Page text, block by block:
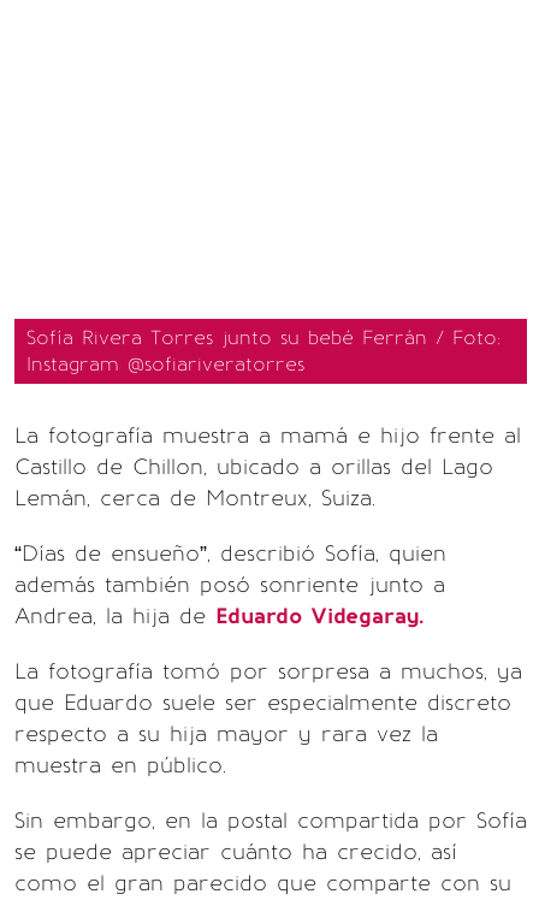
Sofía Rivera Torres junto su bebé Ferrán / Foto:
Instagram @sofiariveratorres
La fotografía muestra a mamá e hijo frente al
Castillo de Chillon, ubicado a orillas del Lago
Lemán, cerca de Montreux, Suiza.
“Días de ensueño”, describió Sofía, quien
además también posó sonriente junto a
Andrea, la hija de Eduardo Videgaray.
La fotografía tomó por sorpresa a muchos, ya
que Eduardo suele ser especialmente discreto
respecto a su hija mayor y rara vez la
muestra en público.
Sin embargo, en la postal compartida por Sofía
se puede apreciar cuánto ha crecido, así
como el gran parecido que comparte con su